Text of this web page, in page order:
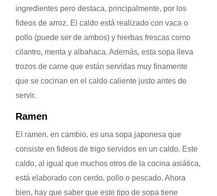
ingredientes pero destaca, principalmente, por los
fideos de arroz. El caldo está realizado con vaca o
pollo (puede ser de ambos) y hierbas frescas como
cilantro, menta y albahaca. Además, esta sopa lleva
trozos de carne que están servidas muy finamente
que se cocinan en el caldo caliente justo antes de
servir.
Ramen
El ramen, en cambio, es una sopa japonesa que
consiste en fideos de trigo servidos en un caldo. Este
caldo, al igual que muchos otros de la cocina asiática,
está elaborado con cerdo, pollo o pescado. Ahora
bien, hay que saber que este tipo de sopa tiene